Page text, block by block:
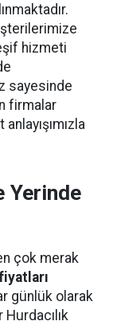
hizmeti
sayesinde
firmalar
Yerinde
çok merak
günlük olarak